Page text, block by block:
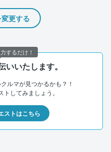
更する
いいたします。
ルマが見つかるかも？！
してみましょう。
ストはこちら
するだけ！